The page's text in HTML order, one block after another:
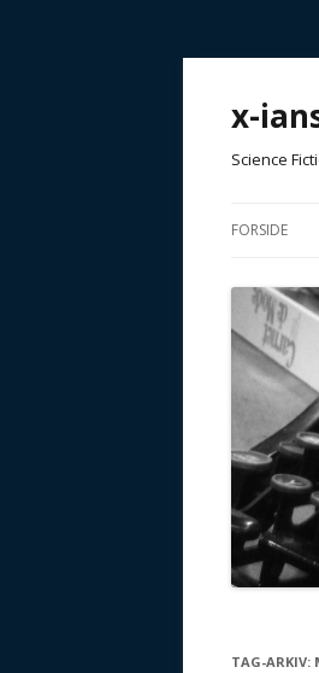
x-
Science
FORSIDE
TAG-ARKIV: